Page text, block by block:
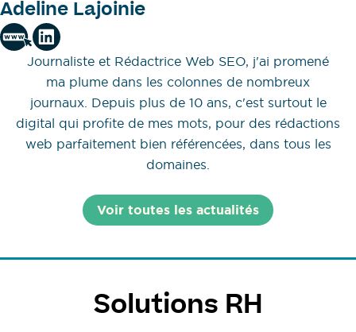
Adeline Lajoinie
Journaliste et Rédactrice Web SEO, j'ai promené
ma plume dans les colonnes de nombreux
journaux. Depuis plus de 10 ans, c'est surtout le
digital qui profite de mes mots, pour des rédactions
web parfaitement bien référencées, dans tous les
domaines.
Voir toutes les actualités
Solutions RH